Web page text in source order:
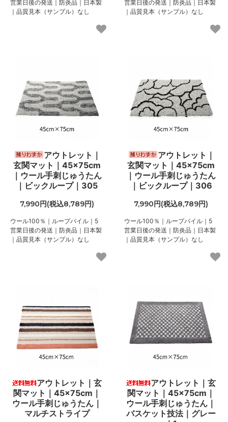
営業日後の発送｜防炎品｜日本製
｜品質見本（サンプル）なし
営業日後の発送｜防炎品｜日本製
｜品質見本（サンプル）なし
アウトレット｜
玄関マット｜45×75cm
｜ウール手刺じゅうたん
｜ビックループ｜305
7,990円(税込8,789円)
ウール100％｜ループパイル｜5
営業日後の発送｜防炎品｜日本製
｜品質見本（サンプル）なし
アウトレット｜
玄関マット｜45×75cm
｜ウール手刺じゅうたん
｜ビックループ｜306
7,990円(税込8,789円)
ウール100％｜ループパイル｜5
営業日後の発送｜防炎品｜日本製
｜品質見本（サンプル）なし
アウトレット｜玄
関マット｜45×75cm｜
ウール手刺じゅうたん｜
マルチストライプ
アウトレット｜玄
関マット｜45×75cm｜
ウール手刺じゅうたん｜
バスケット技法｜グレー